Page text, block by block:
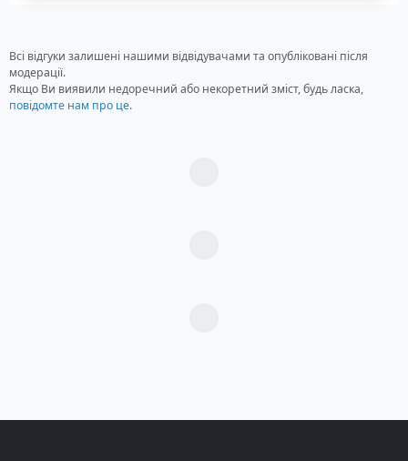
Всі відгуки залишені нашими відвідувачами та опубліковані після
модерації.
Якщо Ви виявили недоречний або некоретний зміст, будь ласка,
повідомте нам про це.